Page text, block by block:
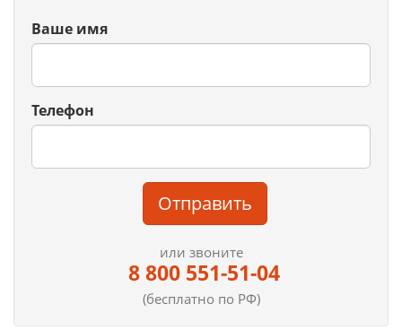
Ваше имя
Телефон
Отправить
или звоните
8 800 551-51-04
(бесплатно по РФ)